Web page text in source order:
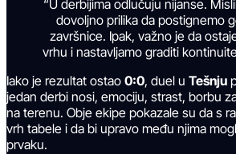
“U derbijima odlučuju nijanse.
dovoljno prilika da postignemo
završnice. Ipak, važno je da
vrhu i nastavljamo graditi
Iako je rezultat ostao 0:0, duel u Tešnju
jedan derbi nosi, emociju, strast, borbu
na terenu. Obje ekipe pokazale su da s
vrh tabele i da bi upravo među njima
prvaku.